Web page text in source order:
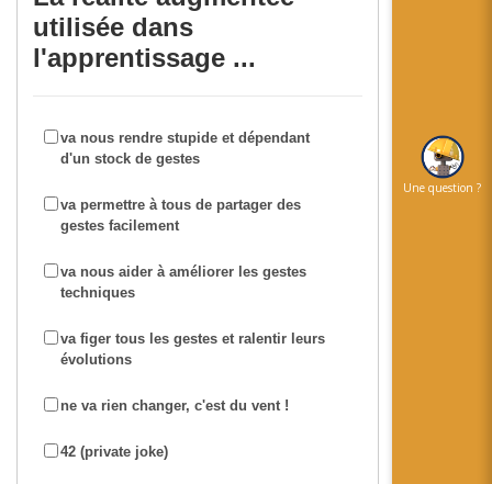
utilisée dans
l'apprentissage ...
va nous rendre stupide et dépendant
d'un stock de gestes
va permettre à tous de partager des
gestes facilement
va nous aider à améliorer les gestes
techniques
va figer tous les gestes et ralentir leurs
évolutions
ne va rien changer, c'est du vent !
42 (private joke)
Une question ?